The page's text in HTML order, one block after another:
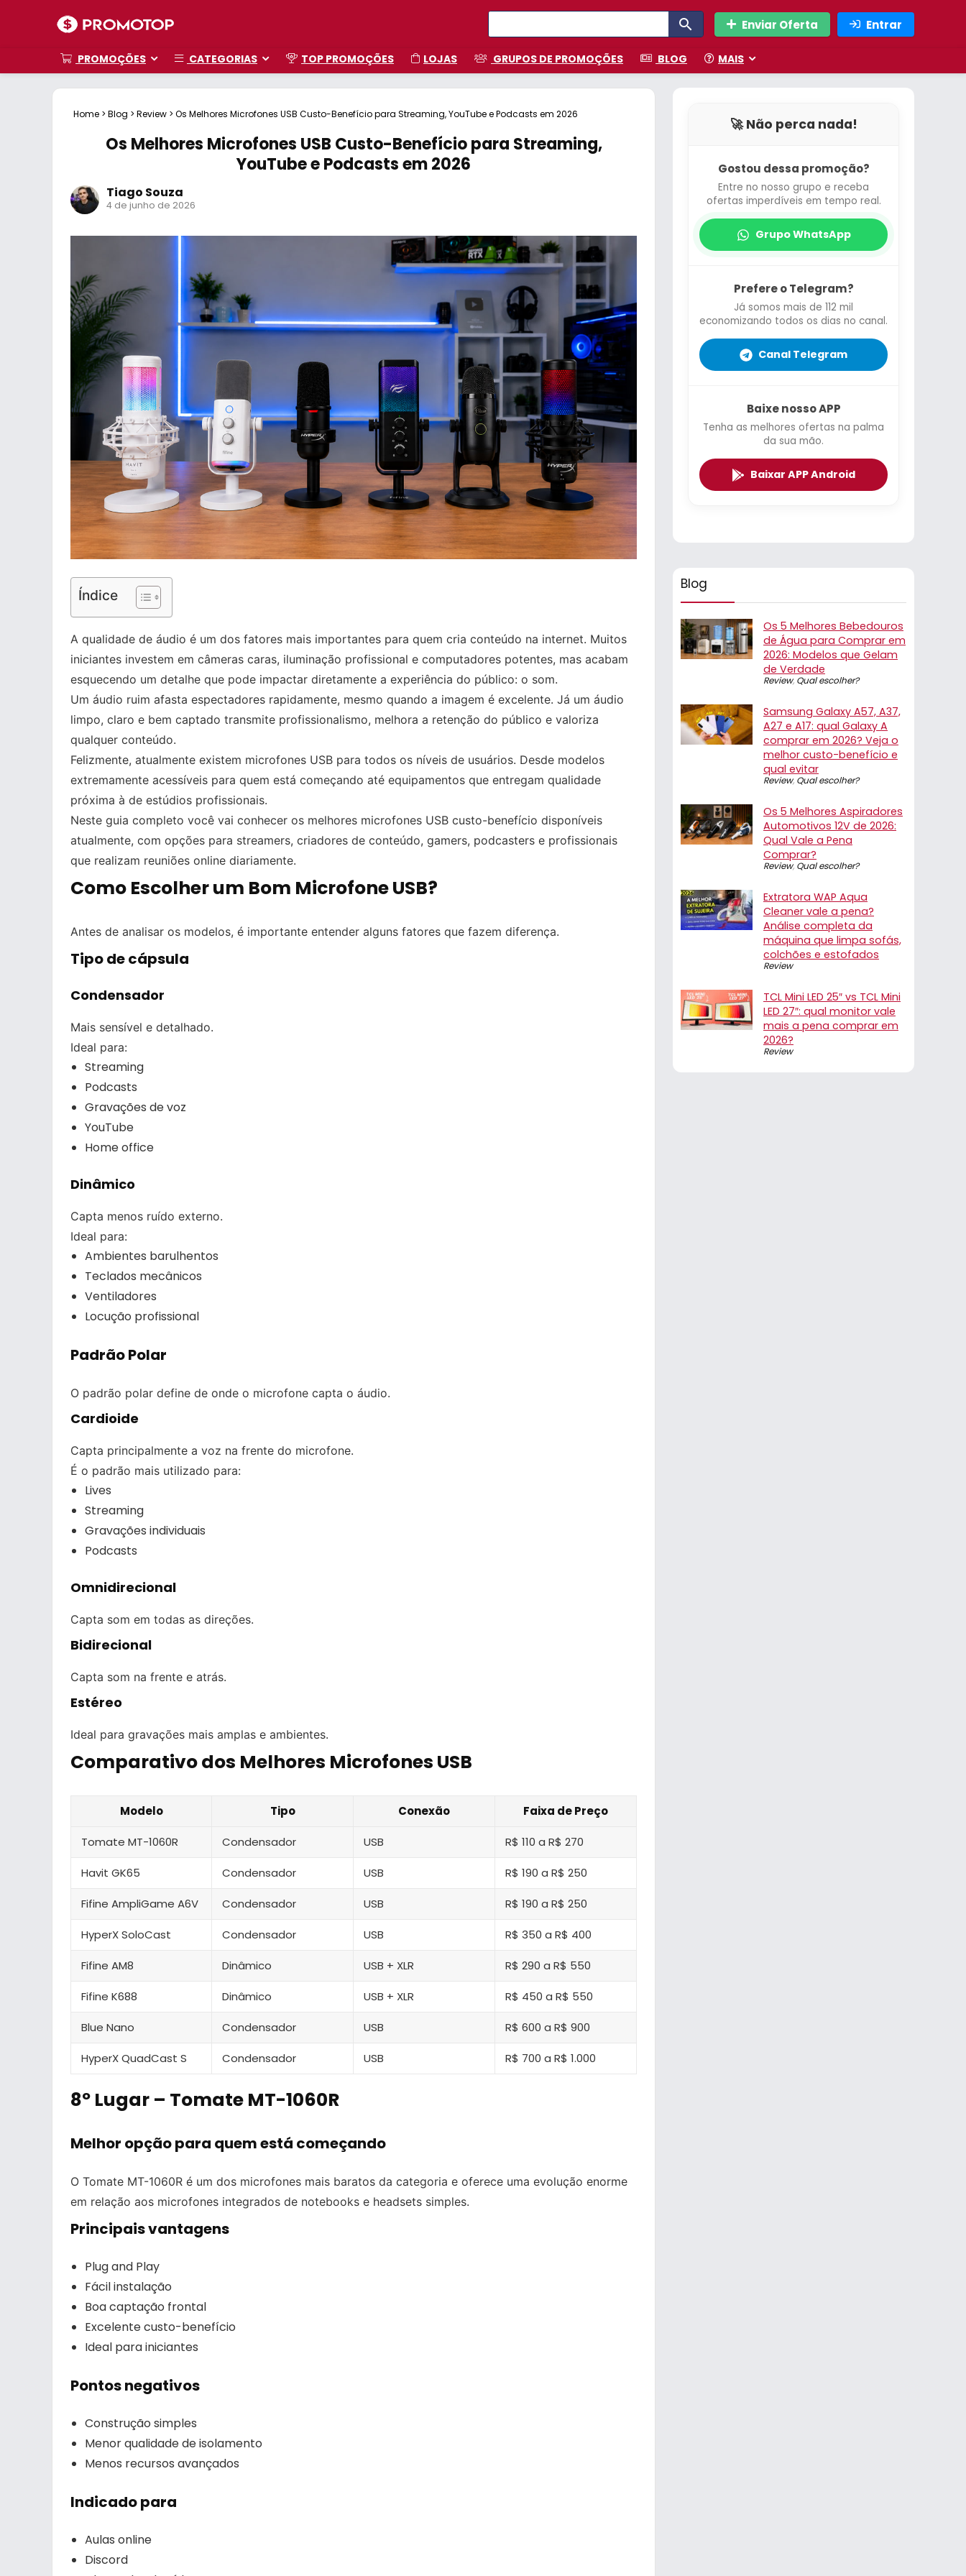
Enviar Oferta Entrar
PROMOÇÕES CATEGORIAS TOP PROMOÇÕES LOJAS GRUPOS DE PROMOÇÕES BLOG MAIS
Home > Blog > Review > Os Melhores Microfones USB Custo-Benefício para Streaming, YouTube e Podcasts em 2026
Os Melhores Microfones USB Custo-Benefício para Streaming,
YouTube e Podcasts em 2026
Tiago Souza
4 de junho de 2026
Índice
A qualidade de áudio é um dos fatores mais importantes para quem cria conteúdo na internet. Muitos
iniciantes investem em câmeras caras, iluminação profissional e computadores potentes, mas acabam
esquecendo um detalhe que pode impactar diretamente a experiência do público: o som.
Um áudio ruim afasta espectadores rapidamente, mesmo quando a imagem é excelente. Já um áudio
limpo, claro e bem captado transmite profissionalismo, melhora a retenção do público e valoriza
qualquer conteúdo.
Felizmente, atualmente existem microfones USB para todos os níveis de usuários. Desde modelos
extremamente acessíveis para quem está começando até equipamentos que entregam qualidade
próxima à de estúdios profissionais.
Neste guia completo você vai conhecer os melhores microfones USB custo-benefício disponíveis
atualmente, com opções para streamers, criadores de conteúdo, gamers, podcasters e profissionais
que realizam reuniões online diariamente.
Como Escolher um Bom Microfone USB?
Antes de analisar os modelos, é importante entender alguns fatores que fazem diferença.
Tipo de cápsula
Condensador
Mais sensível e detalhado.
Ideal para:
Streaming
Podcasts
Gravações de voz
YouTube
Home office
Dinâmico
Capta menos ruído externo.
Ideal para:
Ambientes barulhentos
Teclados mecânicos
Ventiladores
Locução profissional
Padrão Polar
O padrão polar define de onde o microfone capta o áudio.
Cardioide
Capta principalmente a voz na frente do microfone.
É o padrão mais utilizado para:
Lives
Streaming
Gravações individuais
Podcasts
Omnidirecional
Capta som em todas as direções.
Bidirecional
Capta som na frente e atrás.
Estéreo
Ideal para gravações mais amplas e ambientes.
Comparativo dos Melhores Microfones USB
Modelo Tipo Conexão Faixa de Preço
Tomate MT-1060R Condensador USB R$ 110 a R$ 270
Havit GK65 Condensador USB R$ 190 a R$ 250
Fifine AmpliGame A6V Condensador USB R$ 190 a R$ 250
HyperX SoloCast Condensador USB R$ 350 a R$ 400
Fifine AM8 Dinâmico USB + XLR R$ 290 a R$ 550
Fifine K688 Dinâmico USB + XLR R$ 450 a R$ 550
Blue Nano Condensador USB R$ 600 a R$ 900
HyperX QuadCast S Condensador USB R$ 700 a R$ 1.000
8º Lugar – Tomate MT-1060R
Melhor opção para quem está começando
O Tomate MT-1060R é um dos microfones mais baratos da categoria e oferece uma evolução enorme
em relação aos microfones integrados de notebooks e headsets simples.
Principais vantagens
Plug and Play
Fácil instalação
Boa captação frontal
Excelente custo-benefício
Ideal para iniciantes
Pontos negativos
Construção simples
Menor qualidade de isolamento
Menos recursos avançados
Indicado para
Aulas online
Discord
🚀 Não perca nada!
Gostou dessa promoção?
Entre no nosso grupo e receba
ofertas imperdíveis em tempo real.
Grupo WhatsApp
Prefere o Telegram?
Já somos mais de 112 mil
economizando todos os dias no canal.
Canal Telegram
Baixe nosso APP
Tenha as melhores ofertas na palma
da sua mão.
Baixar APP Android
Blog
Os 5 Melhores Bebedouros
de Água para Comprar em
2026: Modelos que Gelam
de Verdade
Review, Qual escolher?
Samsung Galaxy A57, A37,
A27 e A17: qual Galaxy A
comprar em 2026? Veja o
melhor custo-benefício e
qual evitar
Review, Qual escolher?
Os 5 Melhores Aspiradores
Automotivos 12V de 2026:
Qual Vale a Pena
Comprar?
Review, Qual escolher?
Extratora WAP Aqua
Cleaner vale a pena?
Análise completa da
máquina que limpa sofás,
colchões e estofados
Review
TCL Mini LED 25″ vs TCL Mini
LED 27″: qual monitor vale
mais a pena comprar em
2026?
Review